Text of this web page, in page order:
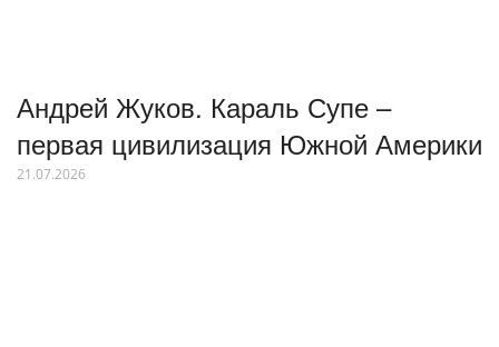
Андрей Жуков. Караль Супе –
первая цивилизация Южной Америки
21.07.2026